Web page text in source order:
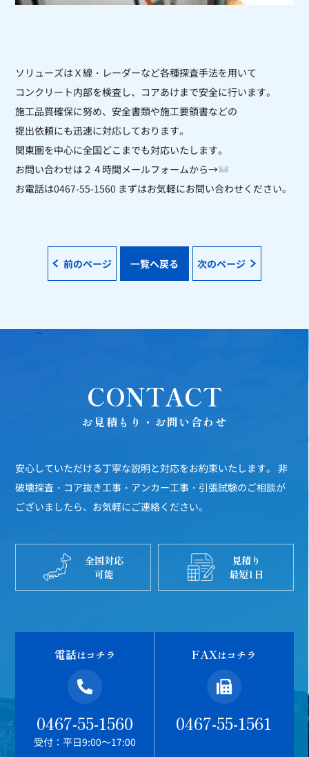
ソリューズはＸ線・レーダーなど各種探査手法を用いて
コンクリート内部を検査し、コアあけまで安全に行います。
施工品質確保に努め、安全書類や施工要領書などの
提出依頼にも迅速に対応しております。
関東圏を中心に全国どこまでも対応いたします。
お問い合わせは２４時間メールフォームから→
お電話は0467-55-1560 まずはお気軽にお問い合わせください。
前のページ 一覧へ戻る 次のページ
CONTACT
お見積もり・お問い合わせ
安心していただける丁寧な説明と対応をお約束いたします。
非
破壊探査・コア抜き工事・アンカー工事・引張試験のご相談が
ございましたら、お気軽にご連絡ください。
全国対応
可能
見積り
最短1日
電話はコチラ
0467-55-1560
受付：平日9:00～17:00
FAXはコチラ
0467-55-1561